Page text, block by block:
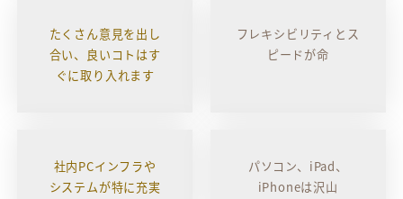
たくさん意見を出し
合い、良いコトはす
ぐに取り入れます
フレキシビリティとス
ピードが命
社内PCインフラや
システムが特に充実
パソコン、iPad、
iPhoneは沢山